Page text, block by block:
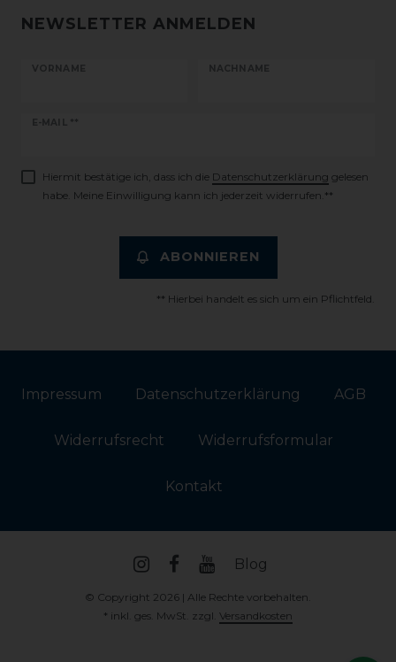
NEWSLETTER ANMELDEN
VORNAME NACHNAME
E-MAIL **
Newsletter
Hiermit bestätige ich, dass ich die Daten­schutz­erklärung gelesen
habe. Meine Einwilligung kann ich jederzeit widerrufen.**
ABONNIEREN
** Hierbei handelt es sich um ein Pflichtfeld.
Impressum Daten­schutz­erklärung AGB
Widerrufs­recht Widerrufs­formular
Kontakt
Blog
© Copyright 2026 | Alle Rechte vorbehalten.
* inkl. ges. MwSt. zzgl. Versandkosten